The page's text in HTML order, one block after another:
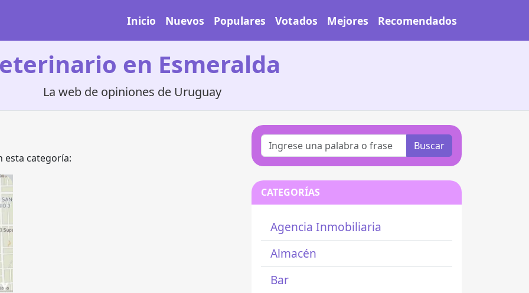
Inicio Nuevos Populares Votados Mejores Recomendados
en Esmeralda
La web de opiniones de Uruguay
esta categoría:
Buscar
CATEGORÍAS
Agencia Inmobiliaria
Almacén
Bar